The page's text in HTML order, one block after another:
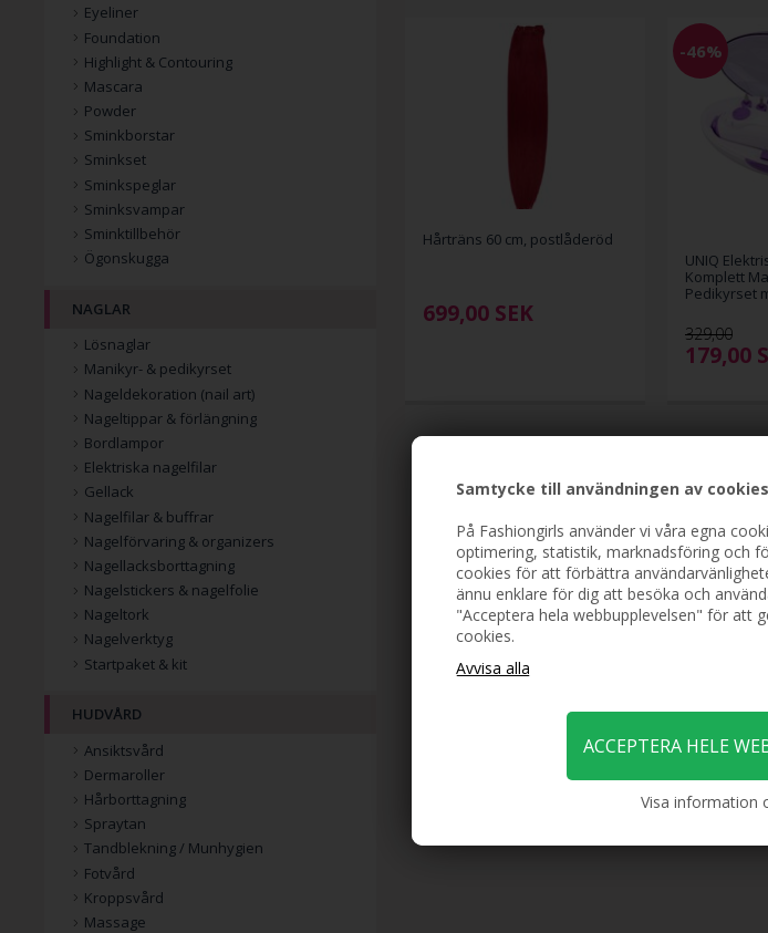
Samtycke till användningen av cookies
På Fashiongirls använder vi våra egna
optimering, statistik, marknadsföring och
cookies för att förbättra
ännu enklare för dig att besöka och
"Acceptera hela webbupplevelsen" för att
cookies.
Visa information
Hårträns 60 cm, postlåderöd
699,00 SEK
-46%
UNIQ
Komplett
Pedikyrset
329,00
179,00
Eyeliner
Foundation
Highlight & Contouring
Mascara
Powder
Sminkborstar
Sminkset
Sminkspeglar
Sminksvampar
Sminktillbehör
Ögonskugga
NAGLAR
Lösnaglar
Manikyr- & pedikyrset
Nageldekoration (nail art)
Nageltippar & förlängning
Bordlampor
Elektriska nagelfilar
Gellack
Nagelfilar & buffrar
Nagelförvaring & organizers
Nagellacksborttagning
Nagelstickers & nagelfolie
Nageltork
Nagelverktyg
Startpaket & kit
HUDVÅRD
Ansiktsvård
Dermaroller
Hårborttagning
Spraytan
Tandblekning / Munhygien
Fotvård
Kroppsvård
Massage